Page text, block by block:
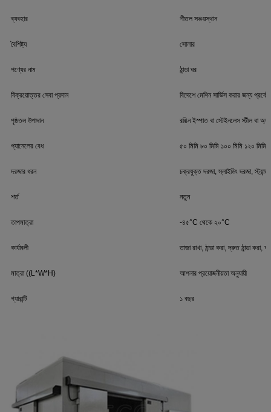
ব্যবহার শীতল সঞ্চয়স্থান
বৈশিষ্ট্য সোলার
পণ্যের নাম ঠান্ডা ঘর
বিক্রয়োত্তর সেবা প্রদান বিদেশে মেশিন সার্ভিস করার জন্য
পৃষ্ঠতল উপাদান রঙিন ইস্পাত বা স্টেইনলেস স্টীল বা
প্যানেলের বেধ ৫০ মিমি ৮০ মিমি ১০০ মিমি ১২০ মিমি
দরজার ধরন চক্রযুক্ত দরজা, স্লাইডিং দরজা,
শর্ত নতুন
তাপমাত্রা -৪৫°C থেকে ২০°C
কার্যাবলী তাজা রাখা, ঠান্ডা করা, দ্রুত ঠান্ডা
মাত্রা ((L*W*H) আপনার প্রয়োজনীয়তা অনুযায়ী
গ্যারান্টি ১ বছর